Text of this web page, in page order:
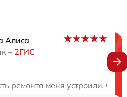
Алиса
– 2ГИС
ремонта меня устроили.